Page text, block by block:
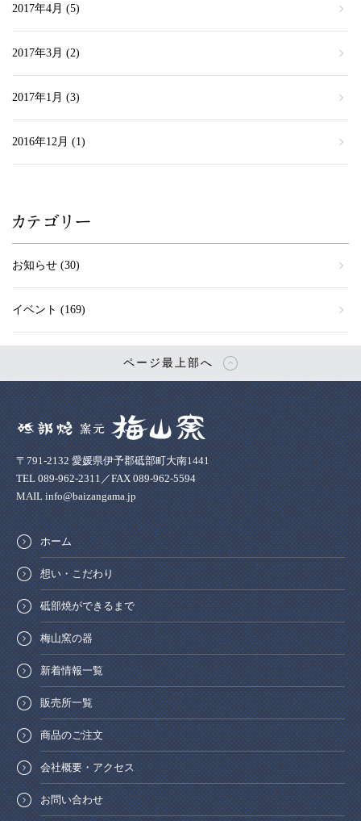
2017年4月 (5)
2017年3月 (2)
2017年1月 (3)
2016年12月 (1)
カテゴリー
お知らせ (30)
イベント (169)
ページ最上部へ
〒791-2132 愛媛県伊予郡砥部町大南1441
TEL 089-962-2311／FAX 089-962-5594
MAIL info@baizangama.jp
ホーム
想い・こだわり
砥部焼ができるまで
梅山窯の器
新着情報一覧
販売所一覧
商品のご注文
会社概要・アクセス
お問い合わせ